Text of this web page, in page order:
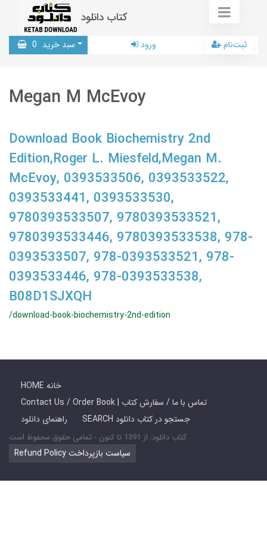
کتاب دانلود
سبد خرید 0 ورود ثبت‌نام
Megan M McEvoy
Download Book Biochemistry 2nd
Edition,Roger L. Miesfeld,Megan M.
McEvoy, 0393533506, 0393533522,
0393533441, 0393533530,
9780393533507, 9780393533521,
9780393533446, 9780393533538, 978-
0393533507, 978-0393533521, 978-
0393533446, 978-0393533538,
B08D1SJXQH
/download-book-biochemistry-2nd-edition
HOME خانه
Contact Us / Order Book | تماس با ما / سفارش کتاب
راهنمای دانلود
SEARCH جستجو در کتاب دانلود
کتاب دانلود: از 1391 تا کنون - تمامی حقوق محفوظ است
Refund Policy سیاست بازپرداخت